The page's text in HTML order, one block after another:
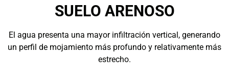
SUELO ARENOSO
El agua presenta una mayor infiltración vertical, generando
un perfil de mojamiento más profundo y relativamente más
estrecho.